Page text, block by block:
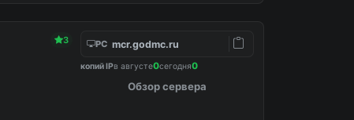
3 PC mcr.godmc.ru
копий IPв августе0сегодня0
Обзор сервера